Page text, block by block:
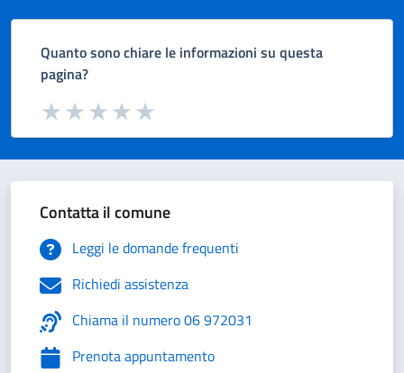
Quanto sono chiare le informazioni su questa
pagina?
Valuta da 1 a 5 stelle la pagina
Valuta 5 stelle su 5
Valuta 4 stelle su 5
Valuta 3 stelle su 5
Valuta 2 stelle su 5
Valuta 1 stelle su 5
Contatta il comune
Leggi le domande frequenti
Richiedi assistenza
Chiama il numero 06 972031
Prenota appuntamento